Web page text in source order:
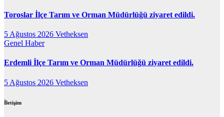
Toroslar İlçe Tarım ve Orman Müdürlüğü ziyaret edildi.
5 Ağustos 2026 Vetheksen
Genel Haber
Erdemli İlçe Tarım ve Orman Müdürlüğü ziyaret edildi.
5 Ağustos 2026 Vetheksen
İletişim